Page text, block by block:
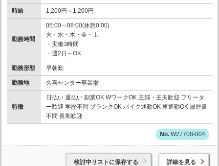
時給 1,200円～1,200円
勤務時間
05:00～08:00(休憩0:00)
火・水・木・金・土
・実働3時間
・週2日～OK
勤務形態 早朝勤
勤務地 久喜センター事業場
特徴
日払い 週払い 副業OK WワークOK 主婦・主夫歓迎 フリータ
ー歓迎 学歴不問 ブランクOK バイク通勤OK 車通勤OK 履歴書
不問 長期歓迎
W27708-004
検討中リストに保存する 詳細を見る